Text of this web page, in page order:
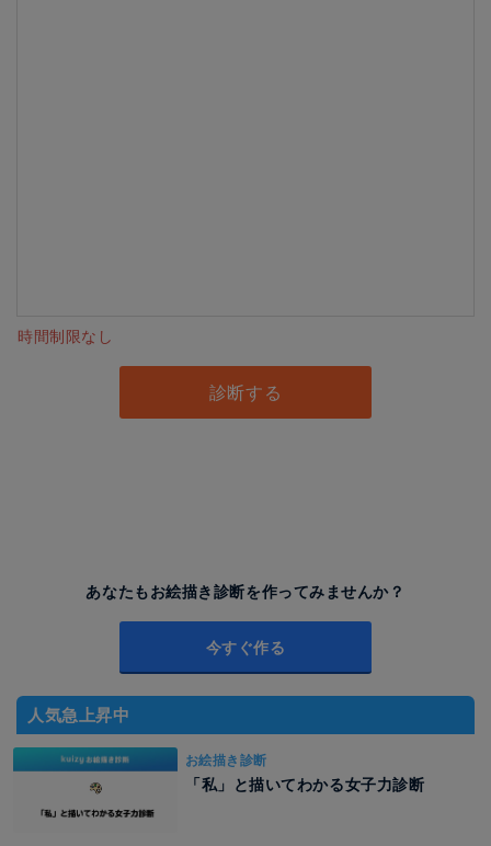
時間制限なし
診断する
あなたもお絵描き診断を作ってみませんか？
今すぐ作る
人気急上昇中
お絵描き診断
「私」と描いてわかる女子力診断